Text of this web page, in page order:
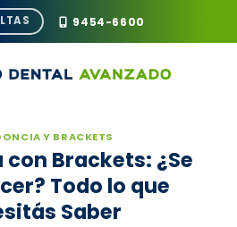
9454-6600
Y BRACKETS
Brackets: ¿Se
Todo lo que
Saber